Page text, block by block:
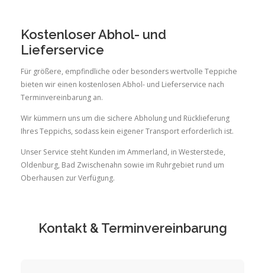
Kostenloser Abhol- und
Lieferservice
Für größere, empfindliche oder besonders wertvolle Teppiche
bieten wir einen kostenlosen Abhol- und Lieferservice nach
Terminvereinbarung an.
Wir kümmern uns um die sichere Abholung und Rücklieferung
Ihres Teppichs, sodass kein eigener Transport erforderlich ist.
Unser Service steht Kunden im Ammerland, in Westerstede,
Oldenburg, Bad Zwischenahn sowie im Ruhrgebiet rund um
Oberhausen zur Verfügung.
Kontakt & Terminvereinbarung